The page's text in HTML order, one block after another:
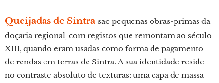
Queijadas de Sintra são pequenas obras-primas da
doçaria regional, com registos que remontam ao século
XIII, quando eram usadas como forma de pagamento
de rendas em terras de Sintra. A sua identidade reside
no contraste absoluto de texturas: uma capa de massa